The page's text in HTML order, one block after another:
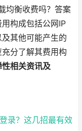
均衡收费吗？答案
构成包括公网IP
其他可能产生的
分了解其费用构
相关资讯及
录？这几招最有效